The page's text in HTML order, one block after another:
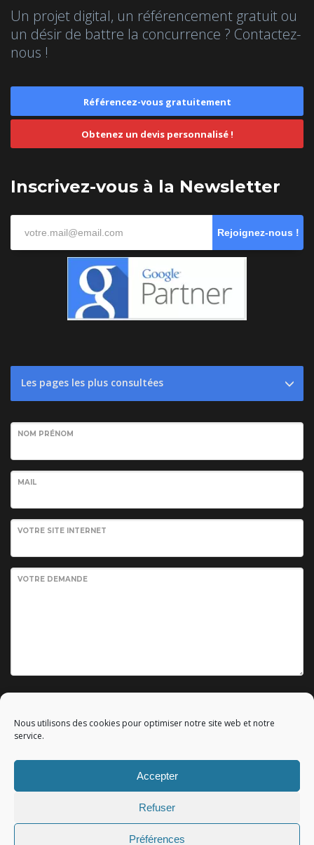
Nous utilisons des cookies pour optimiser notre site web et notre
service.
Accepter
Refuser
Préférences
Un projet digital, un référencement gratuit ou
un désir de battre la concurrence ? Contactez-
nous !
Référencez-vous gratuitement
Obtenez un devis personnalisé !
Inscrivez-vous à la Newsletter
Rejoignez-nous !
Les pages les plus consultées
NOM PRÉNOM
MAIL
VOTRE SITE INTERNET
VOTRE DEMANDE
Mentions légales|All rights reserved - Tous droits